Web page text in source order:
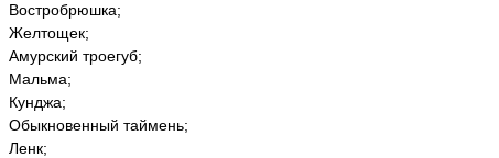
Востробрюшка;
Желтощек;
Амурский троегуб;
Мальма;
Кунджа;
Обыкновенный таймень;
Ленк;